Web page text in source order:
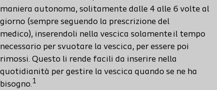
maniera autonoma, solitamente dalle 4 alle 6 volte al
giorno (sempre seguendo la prescrizione del
medico), inserendoli nella vescica solamente il tempo
necessario per svuotare la vescica, per essere poi
rimossi. Questo li rende facili da inserire nella
quotidianità per gestire la vescica quando se ne ha
bisogno. 1